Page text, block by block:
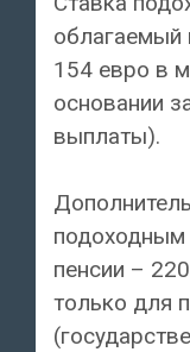
облагаемый
154 евро в
основании
выплаты).
подоходным
пенсии –
только для